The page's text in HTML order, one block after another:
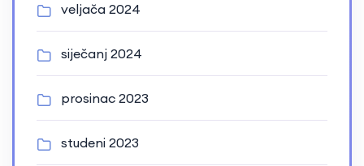
veljača 2024
siječanj 2024
prosinac 2023
studeni 2023